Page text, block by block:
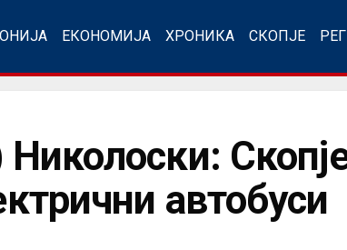
ЕКОНОМИЈА ХРОНИКА СКОПЈЕ
автобуси